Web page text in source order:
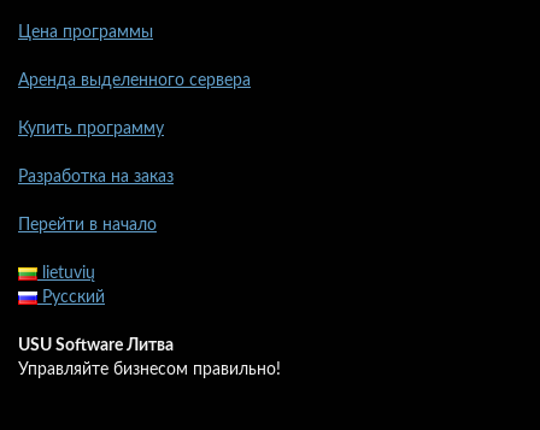
Цена программы
Аренда выделенного сервера
Купить программу
Разработка на заказ
Перейти в начало
lietuvių
Русский
USU Software Литва
Управляйте бизнесом правильно!